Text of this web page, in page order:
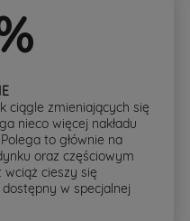
ciągle zmieniających się
nieco więcej nakładu
to głównie na
oraz częściowym
wciąż cieszy się
w specjalnej